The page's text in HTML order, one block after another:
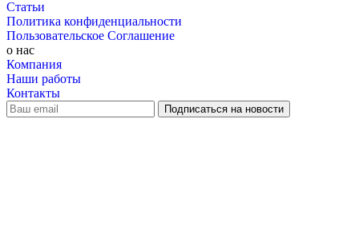
Статьи
Политика конфиденциальности
Пользовательское Соглашение
о нас
Компания
Наши работы
Контакты